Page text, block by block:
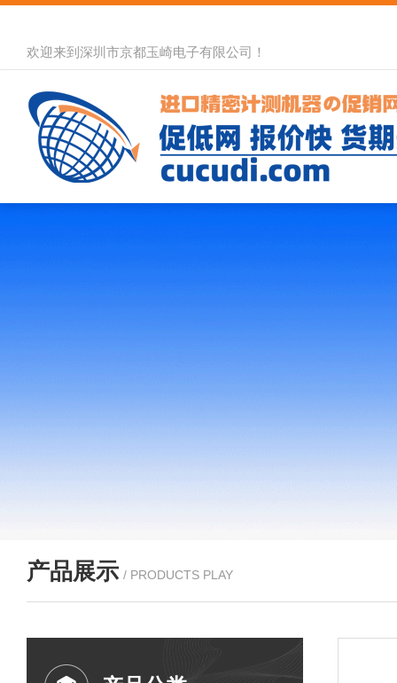
欢迎来到深圳市京都玉崎电子有限公司！
产品展示 / PRODUCTS PLAY